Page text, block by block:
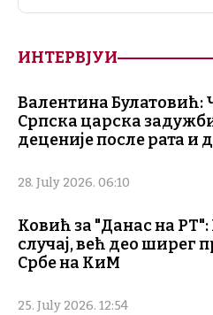
ИНТЕРВЈУИ
Валентина Булатовић:
Српска царска
деценије после рата и
28. July 2026. 06:10
Ковић за "Данас на
случај, већ део ширег
Србе на КиМ
25. July 2026. 12:54